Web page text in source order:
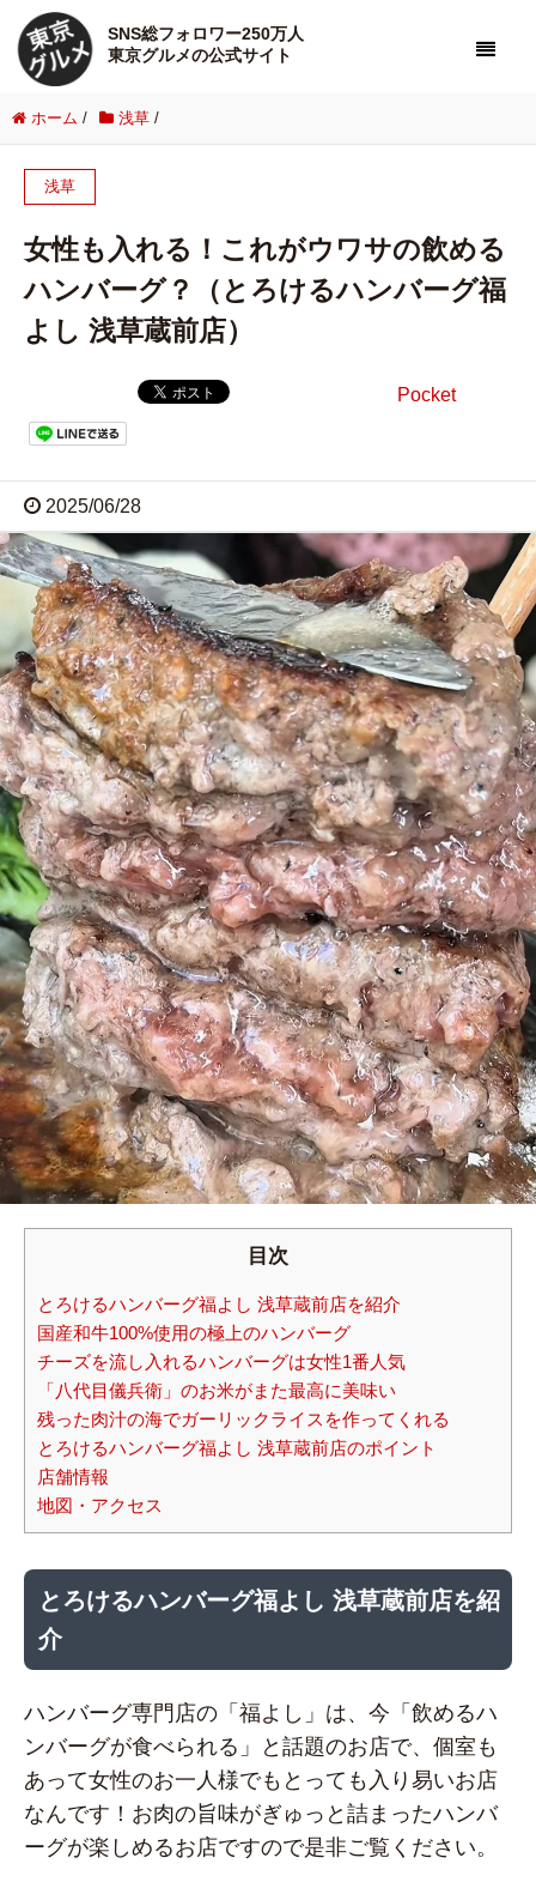
SNS総フォロワー250万人
東京グルメの公式サイト
ホーム / 浅草 /
浅草
女性も入れる！これがウワサの飲める
ハンバーグ？（とろけるハンバーグ福
よし 浅草蔵前店）
Pocket
2025/06/28
目次
とろけるハンバーグ福よし 浅草蔵前店を紹介
国産和牛100%使用の極上のハンバーグ
チーズを流し入れるハンバーグは女性1番人気
「八代目儀兵衛」のお米がまた最高に美味い
残った肉汁の海でガーリックライスを作ってくれる
とろけるハンバーグ福よし 浅草蔵前店のポイント
店舗情報
地図・アクセス
とろけるハンバーグ福よし 浅草蔵前店を紹
介
ハンバーグ専門店の「福よし」は、今「飲めるハ
ンバーグが食べられる」と話題のお店で、個室も
あって女性のお一人様でもとっても入り易いお店
なんです！お肉の旨味がぎゅっと詰まったハンバ
ーグが楽しめるお店ですので是非ご覧ください。